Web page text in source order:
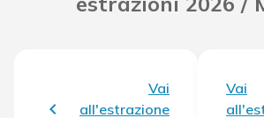
Vai
all'estrazione
Vai